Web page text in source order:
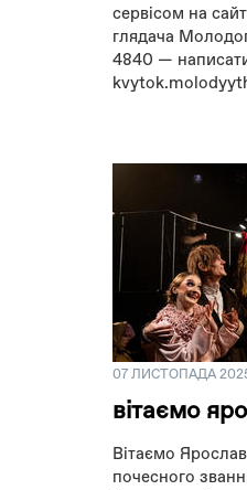
сервісом на
глядача
4840 —
07 ЛИСТОПАДА
вітаємо
Вітаємо
почесного